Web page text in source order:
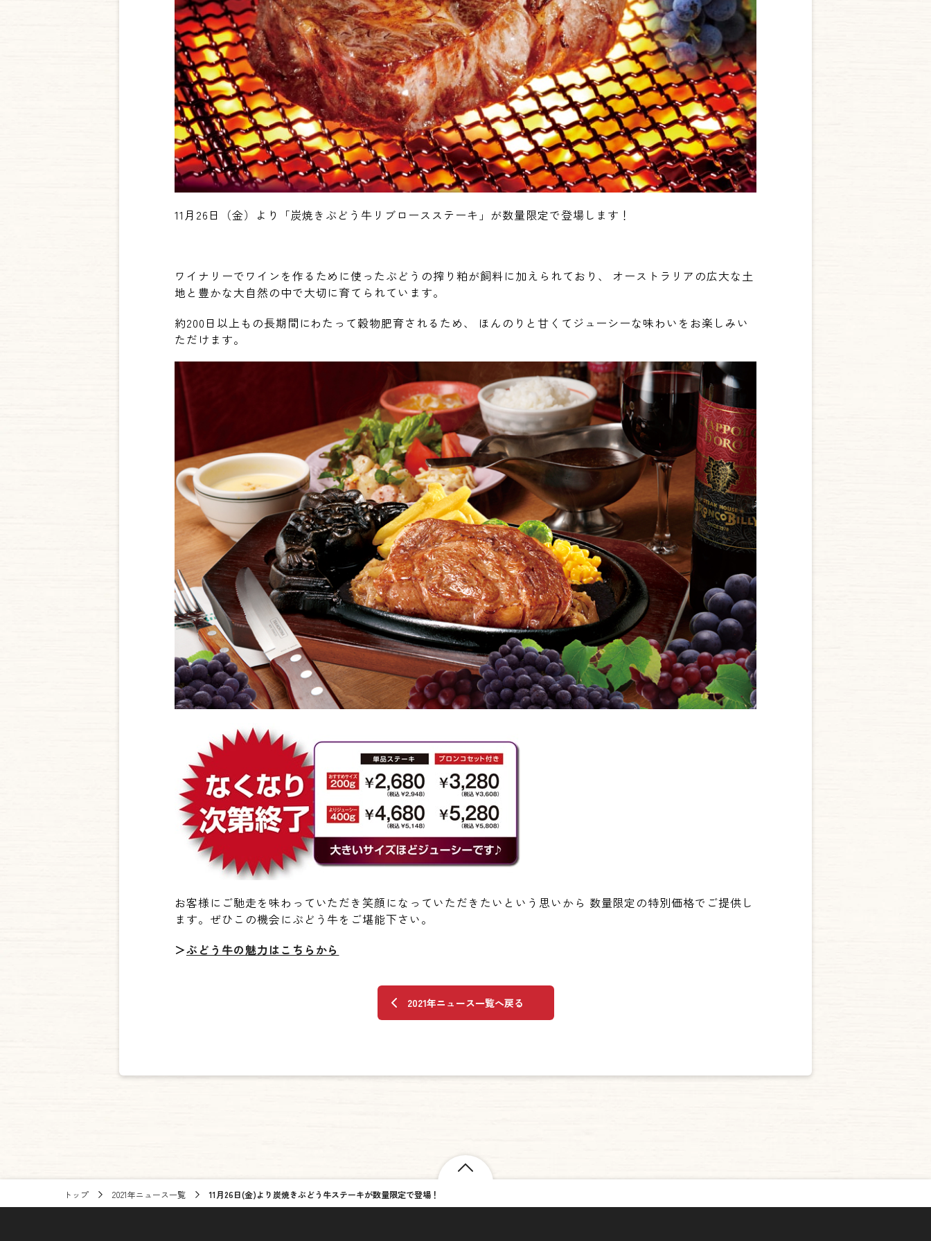
11月26日（金）より「炭焼きぶどう牛リブロースステーキ」が数量限定で登場します！
ワイナリーでワインを作るために使ったぶどうの搾り粕が飼料に加えられており、 オーストラリアの広大な土
地と豊かな大自然の中で大切に育てられています。
約200日以上もの長期間にわたって穀物肥育されるため、 ほんのりと甘くてジューシーな味わいをお楽しみい
ただけます。
お客様にご馳走を味わっていただき笑顔になっていただきたいという思いから 数量限定の特別価格でご提供し
ます。ぜひこの機会にぶどう牛をご堪能下さい。
＞ぶどう牛の魅力はこちらから
2021年ニュース一覧へ戻る
トップ 2021年ニュース一覧 11月26日(金)より炭焼きぶどう牛ステーキが数量限定で登場！